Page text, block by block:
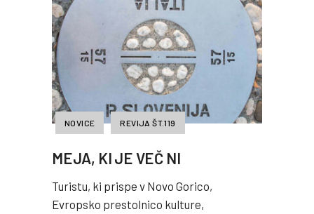
NOVICE REVIJA ŠT.119
MEJA, KI JE VEČ NI
Turistu, ki prispe v Novo Gorico,
Evropsko prestolnico kulture,